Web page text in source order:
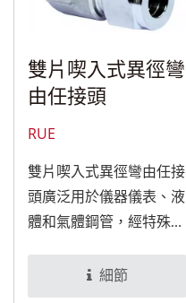
雙片喫入式異徑彎
由任接頭
RUE
雙片喫入式異徑彎由任接
頭廣泛用於儀器儀表、液
體和氣體鋼管，經特殊處
細節